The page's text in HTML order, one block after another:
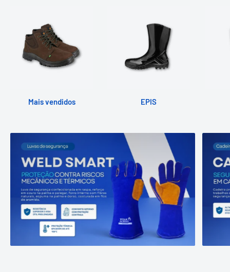
Mais vendidos EPIS